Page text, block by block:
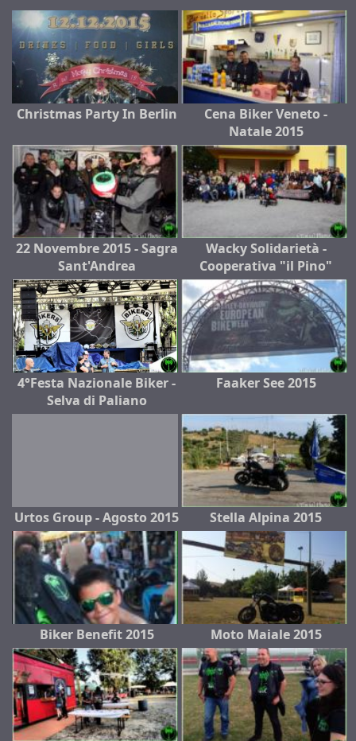
Christmas Party In Berlin
Cena Biker Veneto -
Natale 2015
22 Novembre 2015 - Sagra
Sant'Andrea
Wacky Solidarietà -
Cooperativa "il Pino"
4°Festa Nazionale Biker -
Selva di Paliano
Faaker See 2015
Urtos Group - Agosto 2015 Stella Alpina 2015
Biker Benefit 2015 Moto Maiale 2015